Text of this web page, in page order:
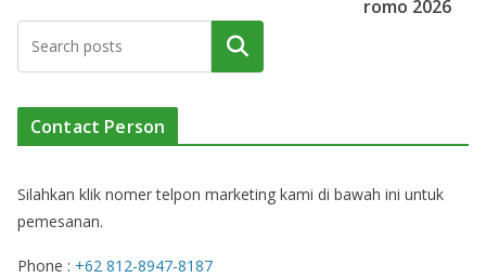
romo 2026
Cari
Contact Person
Silahkan klik nomer telpon marketing kami di bawah ini untuk
pemesanan.
Phone : +62 812-8947-8187